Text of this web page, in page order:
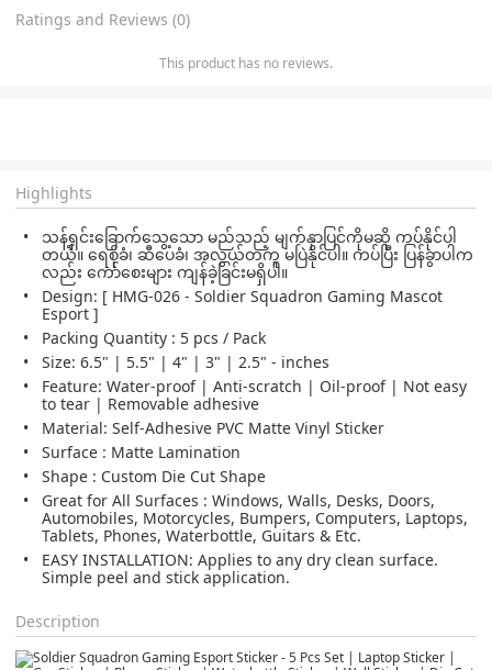
Ratings and Reviews (0)
This product has no reviews.
Highlights
သန့်ရှင်းခြောက်သွေ့သော မည်သည့် မျက်နှာပြင်ကိုမဆို ကပ်နိုင်ပါ
တယ်။ ရေစိုခံ၊ ဆီပေခံ၊ အလွယ်တကူ မပြဲနိုင်ပါ။ ကပ်ပြီး ပြန်ခွာပါက
လည်း ကော်စေးများ ကျန်ခဲ့ခြင်းမရှိပါ။
Design: [ HMG-026 - Soldier Squadron Gaming Mascot
Esport ]
Packing Quantity : 5 pcs / Pack
Size: 6.5" | 5.5" | 4" | 3" | 2.5" - inches
Feature: Water-proof | Anti-scratch | Oil-proof | Not easy
to tear | Removable adhesive
Material: Self-Adhesive PVC Matte Vinyl Sticker
Surface : Matte Lamination
Shape : Custom Die Cut Shape
Great for All Surfaces : Windows, Walls, Desks, Doors,
Automobiles, Motorcycles, Bumpers, Computers, Laptops,
Tablets, Phones, Waterbottle, Guitars & Etc.
EASY INSTALLATION: Applies to any dry clean surface.
Simple peel and stick application.
Description